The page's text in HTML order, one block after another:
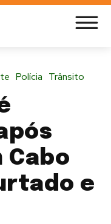
Polícia Trânsito
Cabo
e